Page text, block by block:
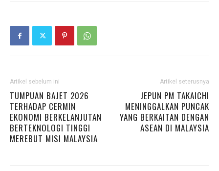
Artikel sebelum ini
TUMPUAN BAJET 2026
TERHADAP CERMIN
EKONOMI BERKELANJUTAN
BERTEKNOLOGI TINGGI
MEREBUT MISI MALAYSIA
Artikel seterusnya
JEPUN PM TAKAICHI
MENINGGALKAN PUNCAK
YANG BERKAITAN DENGAN
ASEAN DI MALAYSIA